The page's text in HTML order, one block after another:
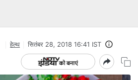
हेल्‍थ सितंबर 28, 2018 16:41 IST